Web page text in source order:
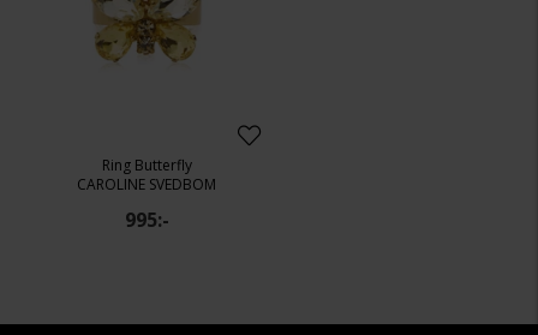
Ring Butterfly
CAROLINE SVEDBOM
995:-